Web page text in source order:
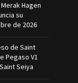
Hagen
su
de 2026
de Saint
Pegaso V1
Seiya